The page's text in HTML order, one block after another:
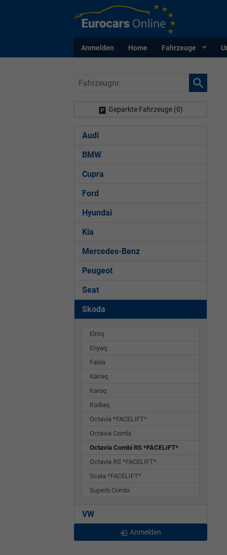
Anmelden Home Fahrzeuge
Fahrzeugnr.
Geparkte Fahrzeuge (0)
Audi
BMW
Cupra
Ford
Hyundai
Kia
Mercedes-Benz
Peugeot
Seat
Skoda
Elroq
Enyaq
Fabia
Kamiq
Karoq
Kodiaq
Octavia *FACELIFT*
Octavia Combi
Octavia Combi RS *FACELIFT*
Octavia RS *FACELIFT*
Scala *FACELIFT*
Superb Combi
VW
Anmelden